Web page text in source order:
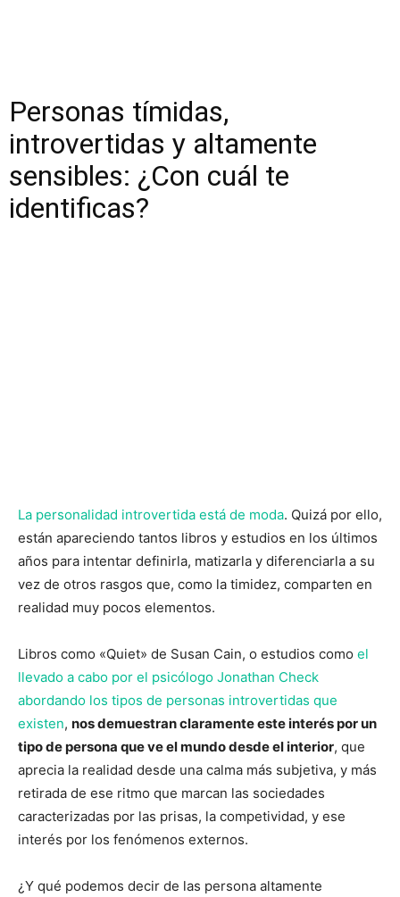
Personas tímidas,
introvertidas y altamente
sensibles: ¿Con cuál te
identificas?
La personalidad introvertida está de moda. Quizá por ello,
están apareciendo tantos libros y estudios en los últimos
años para intentar definirla, matizarla y diferenciarla a su
vez de otros rasgos que, como la timidez, comparten en
realidad muy pocos elementos.
Libros como «Quiet» de Susan Cain, o estudios como el
llevado a cabo por el psicólogo Jonathan Check
abordando los tipos de personas introvertidas que
existen, nos demuestran claramente este interés por un
tipo de persona que ve el mundo desde el interior, que
aprecia la realidad desde una calma más subjetiva, y más
retirada de ese ritmo que marcan las sociedades
caracterizadas por las prisas, la competividad, y ese
interés por los fenómenos externos.
¿Y qué podemos decir de las persona altamente